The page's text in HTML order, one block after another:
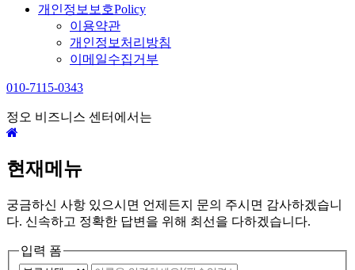
개인정보보호Policy
이용약관
개인정보처리방침
이메일수집거부
010-7115-0343
정오 비즈니스 센터에서는
현재메뉴
궁금하신 사항 있으시면 언제든지 문의 주시면 감사하겠습니
다. 신속하고 정확한 답변을 위해 최선을 다하겠습니다.
입력 폼